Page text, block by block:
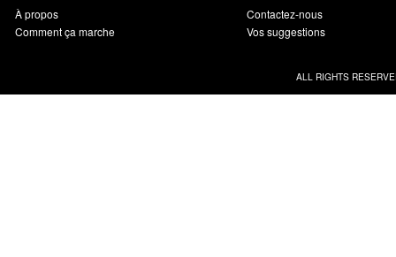
À propos
Comment ça marche
Contactez-nous
Vos suggestions
ALL RIGHTS